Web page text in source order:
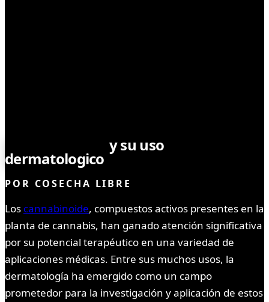
y su uso
dermatologico
POR COSECHA LIBRE
Los cannabinoide, compuestos activos presentes en la
planta de cannabis, han ganado atención significativa
por su potencial terapéutico en una variedad de
aplicaciones médicas. Entre sus muchos usos, la
dermatología ha emergido como un campo
prometedor para la investigación y aplicación de estos